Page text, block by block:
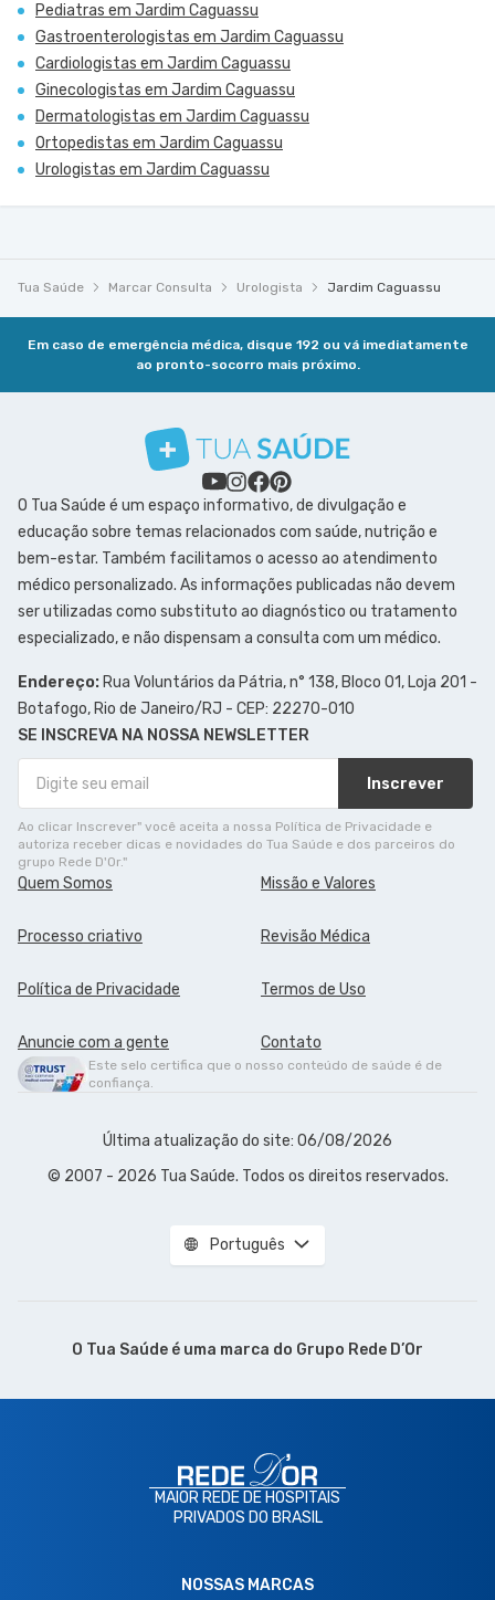
Pediatras em Jardim Caguassu
Gastroenterologistas em Jardim Caguassu
Cardiologistas em Jardim Caguassu
Ginecologistas em Jardim Caguassu
Dermatologistas em Jardim Caguassu
Ortopedistas em Jardim Caguassu
Urologistas em Jardim Caguassu
Tua Saúde Marcar Consulta Urologista Jardim Caguassu
Em caso de emergência médica, disque 192 ou vá imediatamente
ao pronto-socorro mais próximo.
O Tua Saúde é um espaço informativo, de divulgação e
educação sobre temas relacionados com saúde, nutrição e
bem-estar. Também facilitamos o acesso ao atendimento
médico personalizado. As informações publicadas não devem
ser utilizadas como substituto ao diagnóstico ou tratamento
especializado, e não dispensam a consulta com um médico.
Endereço: Rua Voluntários da Pátria, n° 138, Bloco 01, Loja 201 -
Botafogo, Rio de Janeiro/RJ - CEP: 22270-010
SE INSCREVA NA NOSSA NEWSLETTER
Inscrever
Ao clicar Inscrever" você aceita a nossa Política de Privacidade e
autoriza receber dicas e novidades do Tua Saúde e dos parceiros do
grupo Rede D'Or."
Quem Somos Missão e Valores
Processo criativo Revisão Médica
Política de Privacidade Termos de Uso
Anuncie com a gente Contato
Este selo certifica que o nosso conteúdo de saúde é de
confiança.
Última atualização do site: 06/08/2026
© 2007 - 2026 Tua Saúde. Todos os direitos reservados.
Português
O Tua Saúde é uma marca do Grupo Rede D’Or
MAIOR REDE DE HOSPITAIS
PRIVADOS DO BRASIL
NOSSAS MARCAS